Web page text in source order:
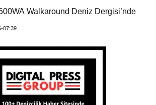
Walkaround Deniz Dergisi’nde
07:39